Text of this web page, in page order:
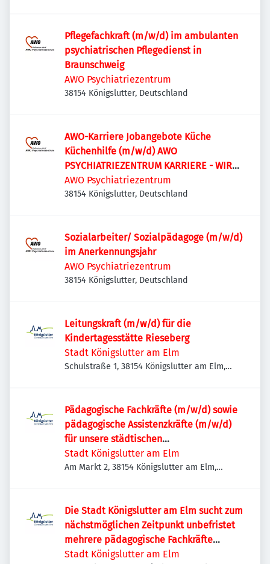
Pflegefachkraft (m/w/d) im ambulanten
psychiatrischen Pflegedienst in
Braunschweig
AWO Psychiatriezentrum
38154 Königslutter, Deutschland
AWO-Karriere Jobangebote Küche
Küchenhilfe (m/w/d) AWO
PSYCHIATRIEZENTRUM KARRIERE - WIR
SUCHEN! Küchenhilfe (m/w/d)
AWO Psychiatriezentrum
38154 Königslutter, Deutschland
Sozialarbeiter/ Sozialpädagoge (m/w/d)
im Anerkennungsjahr
AWO Psychiatriezentrum
38154 Königslutter, Deutschland
Leitungskraft (m/w/d) für die
Kindertagesstätte Rieseberg
Stadt Königslutter am Elm
Schulstraße 1, 38154 Königslutter am Elm,
Pädagogische Fachkräfte (m/w/d) sowie
pädagogische Assistenzkräfte (m/w/d)
für unsere städtischen
Kindertageseinrichtungen
Stadt Königslutter am Elm
Am Markt 2, 38154 Königslutter am Elm,
Die Stadt Königslutter am Elm sucht zum
nächstmöglichen Zeitpunkt unbefristet
mehrere pädagogische Fachkräfte
(m/w/d) sowie pädagogische
Stadt Königslutter am Elm